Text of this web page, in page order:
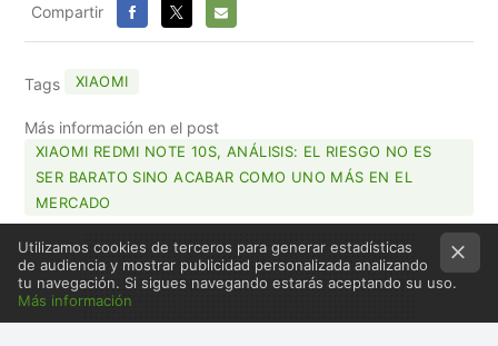
Compartir
FACEBOOK
X
E-
Tags XIAOMI
Más información en el post
XIAOMI REDMI NOTE 10S, ANÁLISIS: EL RIESGO NO ES
SER BARATO SINO ACABAR COMO UNO MÁS EN EL
MERCADO
Utilizamos cookies de terceros para generar estadísticas
de audiencia y mostrar publicidad personalizada analizando
tu navegación. Si sigues navegando estarás aceptando su uso.
Más información